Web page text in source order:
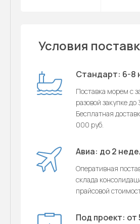
Условия
Стандарт: 6-8
Поставка морем с
разовой закупке
Бесплатная
000 руб.
Авиа: до 2
Оперативная
склада
прайсовой
Под проект: от